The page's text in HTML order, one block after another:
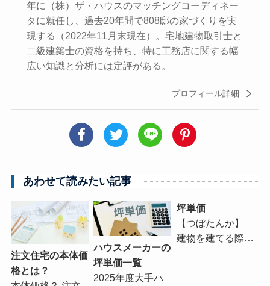
年に（株）ザ・ハウスのマッチングコーディネー
タに就任し、過去20年間で808邸の家づくりを実
現する（2022年11月末現在）。宅地建物取引士と
二級建築士の資格を持ち、特に工務店に関する幅
広い知識と分析には定評がある。
プロフィール詳細
あわせて読みたい記事
注文住宅の本体価
格とは？
ハウスメーカーの
坪単価一覧
2025年度大手ハ
坪単価
【つぼたんか】
建物を建てる際…